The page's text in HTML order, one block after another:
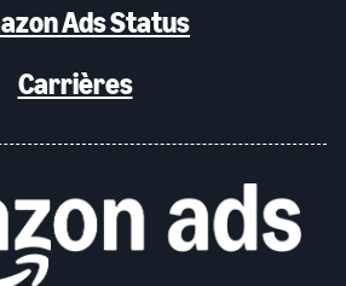
Ads Status
Carrières